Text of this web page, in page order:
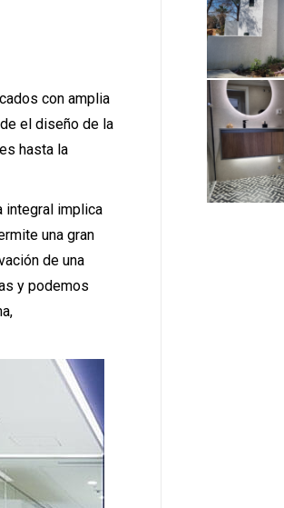
con amplia
el diseño de la
hasta la
integral implica
una gran
de una
y podemos